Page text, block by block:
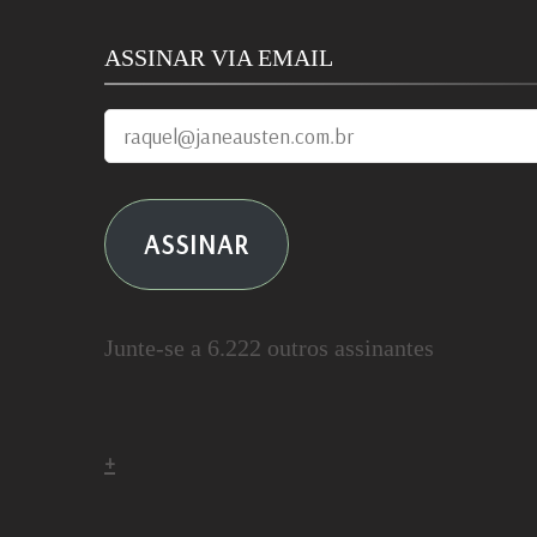
ASSINAR VIA EMAIL
raquel@janeausten.com.br
ASSINAR
Junte-se a 6.222 outros assinantes
+